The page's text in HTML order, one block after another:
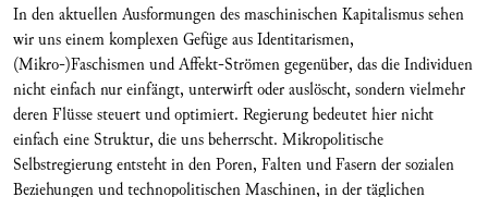
In den aktuellen Ausformungen des maschinischen Kapitalismus sehen
wir uns einem komplexen Gefüge aus Identitarismen,
(Mikro-)Faschismen und Affekt-Strömen gegenüber, das die Individuen
nicht einfach nur einfängt, unterwirft oder auslöscht, sondern vielmehr
deren Flüsse steuert und optimiert. Regierung bedeutet hier nicht
einfach eine Struktur, die uns beherrscht. Mikropolitische
Selbstregierung entsteht in den Poren, Falten und Fasern der sozialen
Beziehungen und technopolitischen Maschinen, in der täglichen